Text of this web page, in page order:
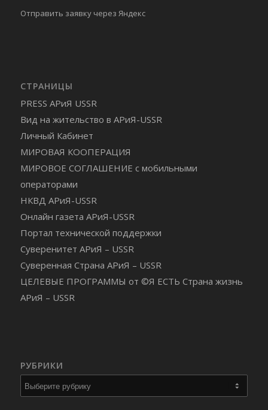
Отправить заявку через Яндекс
СТРАНИЦЫ
PRESS АРиЯ USSR
Вид на жительство в АРиЯ-USSR
Личный Кабинет
МИРОВАЯ КООПЕРАЦИЯ
МИРОВОЕ СОГЛАШЕНИЕ с мобильными
операторами
НКВД АРиЯ-USSR
Онлайн газета АРиЯ-USSR
Портал технической поддержки
Суверенитет АРиЯ – USSR
Суверенная Страна АРиЯ – USSR
ЦЕЛЕВЫЕ ПРОГРАММЫ от ©Я ЕСТЬ Страна жизнь
АРиЯ – USSR
РУБРИКИ